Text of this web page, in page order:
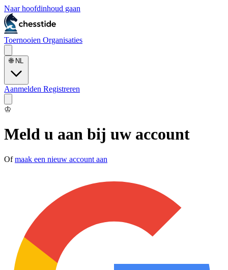
Naar hoofdinhoud gaan
Toernooien Organisaties
🌐 NL
Aanmelden Registreren
♔
Meld u aan bij uw account
Ofmaak een nieuw account aan